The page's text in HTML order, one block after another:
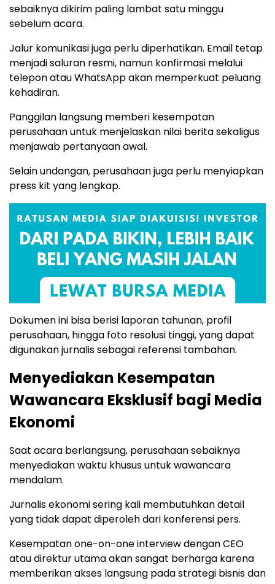
sebaiknya dikirim paling lambat satu minggu
sebelum acara.
Jalur komunikasi juga perlu diperhatikan. Email tetap
menjadi saluran resmi, namun konfirmasi melalui
telepon atau WhatsApp akan memperkuat peluang
kehadiran.
Panggilan langsung memberi kesempatan
perusahaan untuk menjelaskan nilai berita sekaligus
menjawab pertanyaan awal.
Selain undangan, perusahaan juga perlu menyiapkan
press kit yang lengkap.
Dokumen ini bisa berisi laporan tahunan, profil
perusahaan, hingga foto resolusi tinggi, yang dapat
digunakan jurnalis sebagai referensi tambahan.
Menyediakan Kesempatan
Wawancara Eksklusif bagi Media
Ekonomi
Saat acara berlangsung, perusahaan sebaiknya
menyediakan waktu khusus untuk wawancara
mendalam.
Jurnalis ekonomi sering kali membutuhkan detail
yang tidak dapat diperoleh dari konferensi pers.
Kesempatan one-on-one interview dengan CEO
atau direktur utama akan sangat berharga karena
memberikan akses langsung pada strategi bisnis dan